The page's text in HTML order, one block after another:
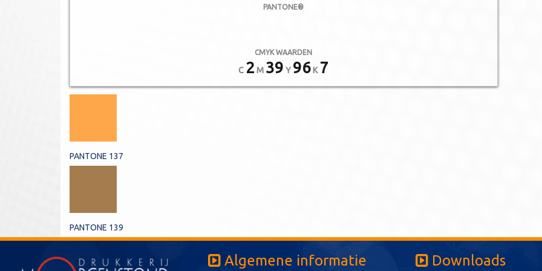
PANTONE®
CMYK WAARDEN
C 2 M 39 Y 96 K 7
PANTONE 137
PANTONE 139
Algemene informatie Downloads